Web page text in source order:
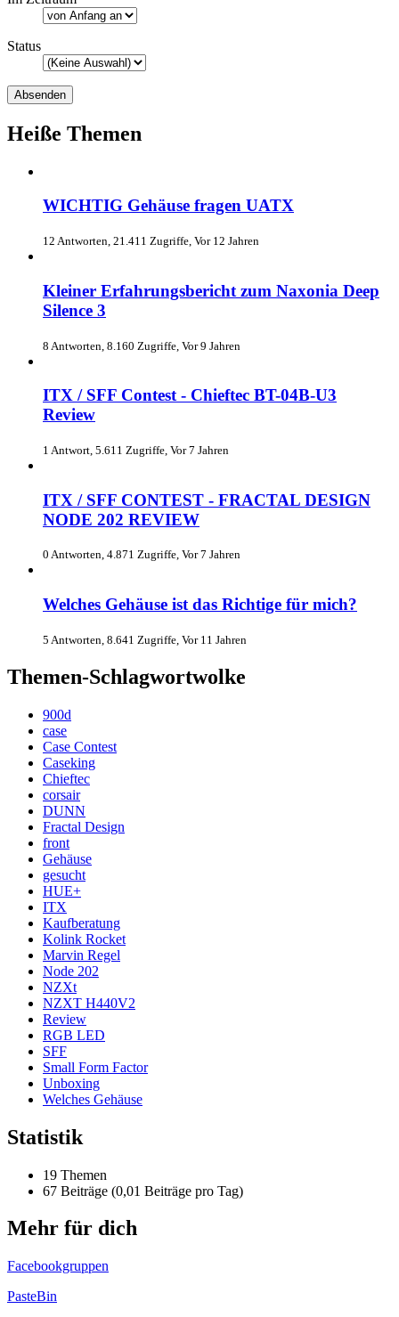
Status
Heiße Themen
WICHTIG Gehäuse fragen UATX
12 Antworten, 21.411 Zugriffe, Vor 12 Jahren
Kleiner Erfahrungsbericht zum Naxonia Deep
Silence 3
8 Antworten, 8.160 Zugriffe, Vor 9 Jahren
ITX / SFF Contest - Chieftec BT-04B-U3
Review
1 Antwort, 5.611 Zugriffe, Vor 7 Jahren
ITX / SFF CONTEST - FRACTAL DESIGN
NODE 202 REVIEW
0 Antworten, 4.871 Zugriffe, Vor 7 Jahren
Welches Gehäuse ist das Richtige für mich?
5 Antworten, 8.641 Zugriffe, Vor 11 Jahren
Themen-Schlagwortwolke
900d
case
Case Contest
Caseking
Chieftec
corsair
DUNN
Fractal Design
front
Gehäuse
gesucht
HUE+
ITX
Kaufberatung
Kolink Rocket
Marvin Regel
Node 202
NZXt
NZXT H440V2
Review
RGB LED
SFF
Small Form Factor
Unboxing
Welches Gehäuse
Statistik
19 Themen
67 Beiträge (0,01 Beiträge pro Tag)
Mehr für dich
Facebookgruppen
PasteBin